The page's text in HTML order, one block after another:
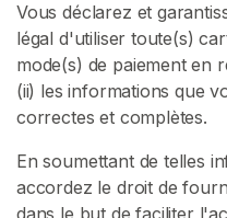
Vous déclarez et
légal d'utiliser toute(s)
mode(s) de paiement en
(ii) les informations que
correctes et complètes.
En soumettant de telles
accordez le droit de
dans le but de faciliter
A
c
c
u
e
i